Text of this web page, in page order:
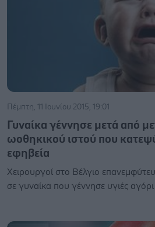
Πέμπτη, 11 Ιουνίου 2015, 19:01
Γυναίκα γέννησε μετά από
ωοθηκικού ιστού που
εφηβεία
Xειρουργοί στο Βέλγιο
σε γυναίκα που γέννησε υγιές